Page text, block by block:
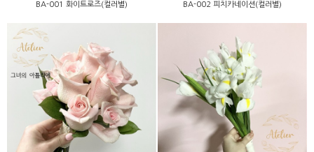
BA-001 화이트로즈(컬러별) BA-002 피치카네이션(컬러별)
BB-018 핑크로즈(컬러별) BA-006 아이리스